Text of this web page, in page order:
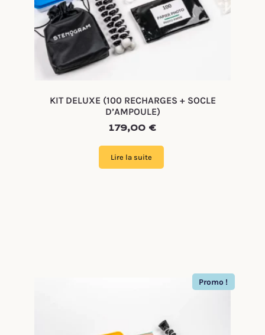
KIT DELUXE (100 RECHARGES + SOCLE
D’AMPOULE)
179,00 €
Lire la suite
Promo !